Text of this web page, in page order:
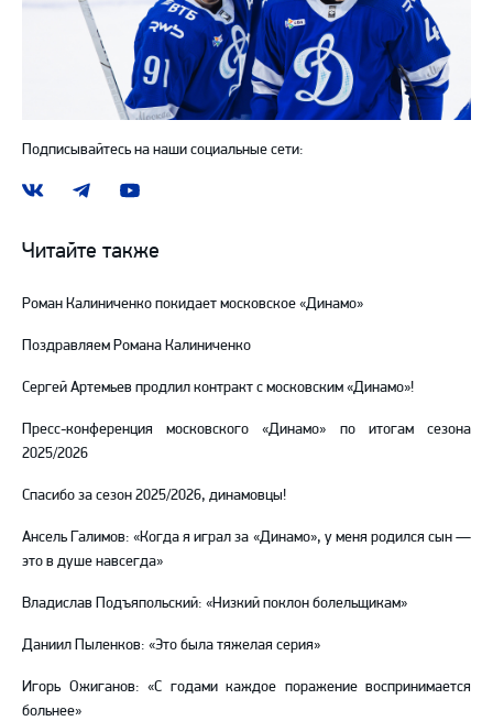
Подписывайтесь на наши социальные сети:
Наша
ВКонтакте
Наш
в
Telegram
Наш
YouTube
Читайте также
Роман Калиниченко покидает московское «Динамо»
Поздравляем Романа Калиниченко
Сергей Артемьев продлил контракт с московским «Динамо»!
Пресс-конференция московского «Динамо» по итогам сезона
2025/2026
Спасибо за сезон 2025/2026, динамовцы!
Ансель Галимов: «Когда я играл за «Динамо», у меня родился сын —
это в душе навсегда»
Владислав Подъяпольский: «Низкий поклон болельщикам»
Даниил Пыленков: «Это была тяжелая серия»
Игорь Ожиганов: «С годами каждое поражение воспринимается
больнее»